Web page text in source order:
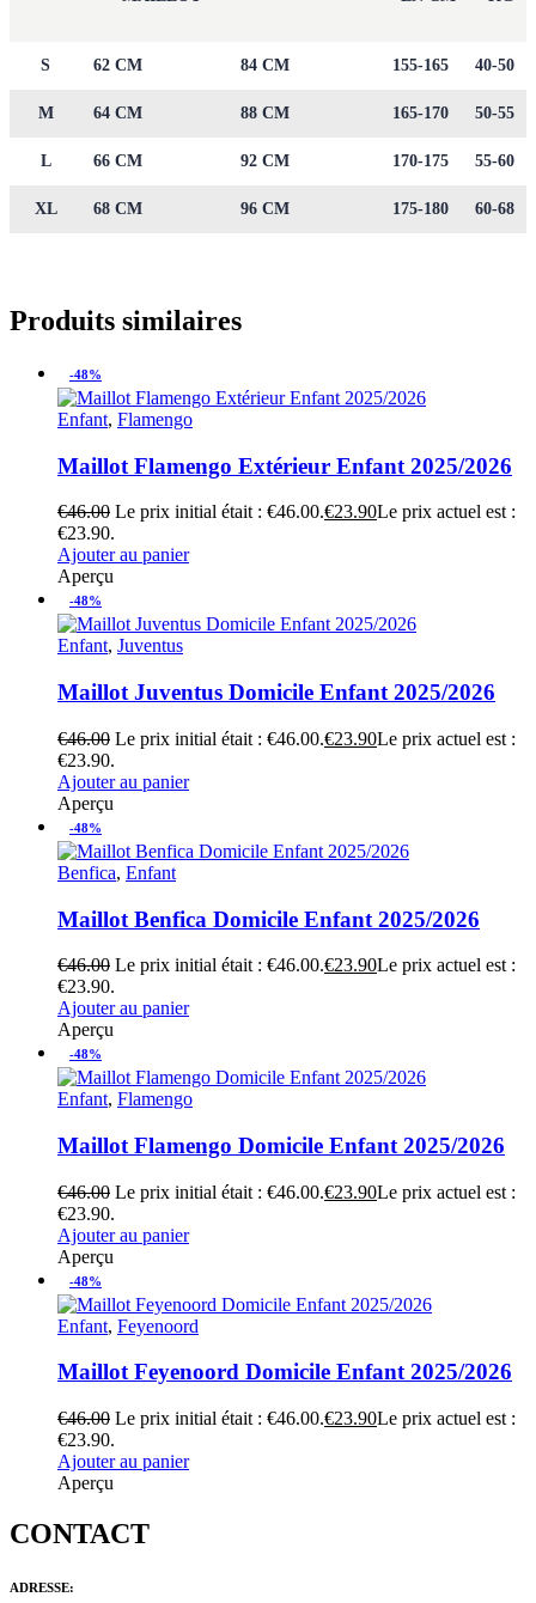
S 62 CM 84 CM 155-165 40-50
M 64 CM 88 CM 165-170 50-55
L 66 CM 92 CM 170-175 55-60
XL 68 CM 96 CM 175-180 60-68
Produits similaires
-48%
Enfant, Flamengo
Maillot Flamengo Extérieur Enfant 2025/2026
€46.00 Le prix initial était : €46.00.€23.90Le prix actuel est :
€23.90.
Ajouter au panier
Aperçu
-48%
Enfant, Juventus
Maillot Juventus Domicile Enfant 2025/2026
€46.00 Le prix initial était : €46.00.€23.90Le prix actuel est :
€23.90.
Ajouter au panier
Aperçu
-48%
Benfica, Enfant
Maillot Benfica Domicile Enfant 2025/2026
€46.00 Le prix initial était : €46.00.€23.90Le prix actuel est :
€23.90.
Ajouter au panier
Aperçu
-48%
Enfant, Flamengo
Maillot Flamengo Domicile Enfant 2025/2026
€46.00 Le prix initial était : €46.00.€23.90Le prix actuel est :
€23.90.
Ajouter au panier
Aperçu
-48%
Enfant, Feyenoord
Maillot Feyenoord Domicile Enfant 2025/2026
€46.00 Le prix initial était : €46.00.€23.90Le prix actuel est :
€23.90.
Ajouter au panier
Aperçu
CONTACT
ADRESSE: